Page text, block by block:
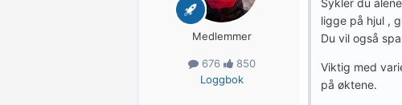
Medlemmer
676
850
Loggbok
ligge på hjul ,
Du vil også
Viktig med
på øktene.